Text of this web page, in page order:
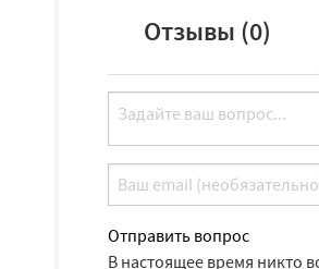
Отзывы (0)
Отправить вопрос
В настоящее время никто